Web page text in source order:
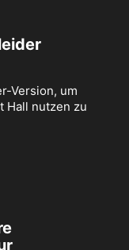
Version, um
Hall nutzen zu